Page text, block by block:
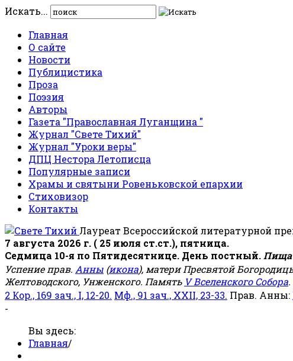
Искать...
Главная
О сайте
Новости
Публицистика
Проза
Поэзия
Авторы
Газета "Православная Луганщина "
Журнал "Свете Тихий"
Журнал "Уроки веры"
ДПЦ Нестора Летописца
Популярные записи
Храмы и святыни Ровеньковской епархии
Стиховизор
Контакты
Лауреат Всероссийской литературной
7 августа 2026 г. ( 25 июля ст.ст.), пятница.
Седмица 10-я по Пятидесятнице. День постный. Пища
Успение прав. Анны (икона), матери Пресвятой
Желтоводского, Унженского. Память V Вселенского Собора
2 Кор., 169 зач., I, 12-20. Мф., 91 зач., XXII, 23-33. Прав. Анны:
-
Вы здесь:
Главная/